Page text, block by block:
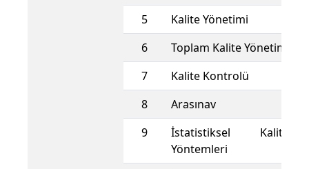
5
Kalite Yönetimi
6
Toplam Kalite Yönetimi
7
Kalite Kontrolü
8
Arasınav
9
İstatistiksel Kalite
Yöntemleri